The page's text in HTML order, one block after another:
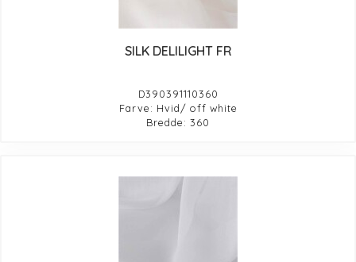
SILK DELILIGHT FR
D390391110360
Farve: Hvid/ off white
Bredde: 360